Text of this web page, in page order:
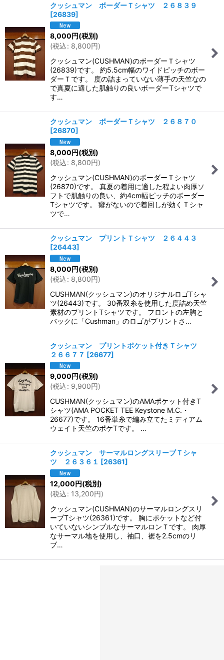
クッシュマン ボーダーＴシャツ ２６８３９
[26839]
8,000円(税別)
(税込: 8,800円)
クッシュマン(CUSHMAN)のボーダーＴシャツ
(26839)です。 約5.5cm幅のワイドピッチのボー
ダーＴです。 度の詰まっていない薄手の天竺なの
で真夏に適した肌触りの良いボーダーTシャツで
す…
クッシュマン ボーダーＴシャツ ２６８７０
[26870]
8,000円(税別)
(税込: 8,800円)
クッシュマン(CUSHMAN)のボーダーＴシャツ
(26870)です。 真夏の着用に適した程よい肉厚ソ
フトで肌触りの良い、約4cm幅ピッチのボーダー
Tシャツです。 癖がないので着回しが効くＴシャ
ツで…
クッシュマン プリントＴシャツ ２６４４３
[26443]
8,000円(税別)
(税込: 8,800円)
CUSHMAN(クッシュマン)のオリジナルロゴTシャ
ツ(26443)です。 30番双糸を使用した度詰め天竺
素材のプリントTシャツです。 フロントの左胸と
バックに「Cushman」のロゴがプリントさ…
クッシュマン プリントポケット付きＴシャツ
２６６７７ [26677]
9,000円(税別)
(税込: 9,900円)
CUSHMAN(クッシュマン)のAMAポケット付きT
シャツ(AMA POCKET TEE Keystone M.C.・
26677)です。 16番単糸で編み立てたミディアム
ウェイト天竺のポケTです。 …
クッシュマン サーマルロングスリーブＴシャ
ツ ２６３６１ [26361]
12,000円(税別)
(税込: 13,200円)
クッシュマン(CUSHMAN)のサーマルロングスリ
ーブTシャツ(26361)です。 胸にポケットなど付
いていないシンプルなサーマルロンＴです。 肉厚
なサーマル地を使用し、袖口、裾を2.5cmのリ
ブ…